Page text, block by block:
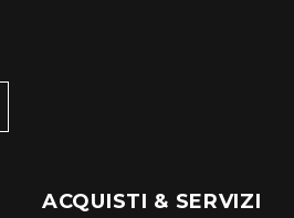
ACQUISTI & SERVIZI